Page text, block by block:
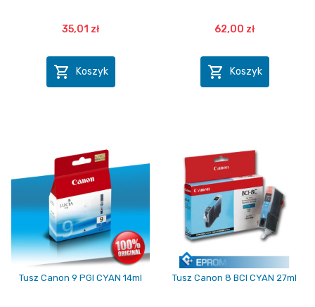
35,01 zł
 Koszyk
62,00 zł
 Koszyk
Tusz Canon 9 PGI CYAN 14ml Tusz Canon 8 BCI CYAN 27ml